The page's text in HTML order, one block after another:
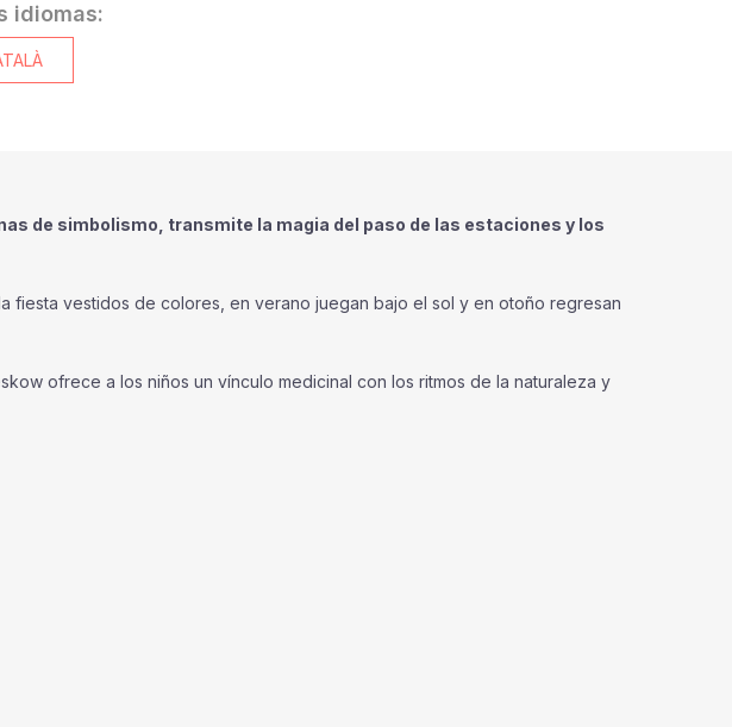
idiomas:
de simbolismo, transmite la magia del paso de las estaciones y los
fiesta vestidos de colores, en verano juegan bajo el sol y en otoño regresan
ofrece a los niños un vínculo medicinal con los ritmos de la naturaleza y